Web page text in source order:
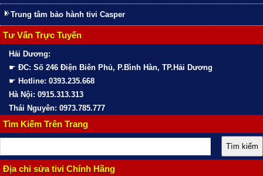
Trung tâm bảo hành tivi Casper
Tư Vấn Trực Tuyến
Hải Dương:
☛ ĐC: Số 246 Điện Biên Phủ, P.Bình Hàn, TP.Hải Dương
☛ Hotline: 0393.235.668
Hà Nội: 0915.313.313
Thái Nguyên: 0973.785.777
Tìm Kiếm Trên Trang
Địa chỉ sửa tivi Chính Hãng